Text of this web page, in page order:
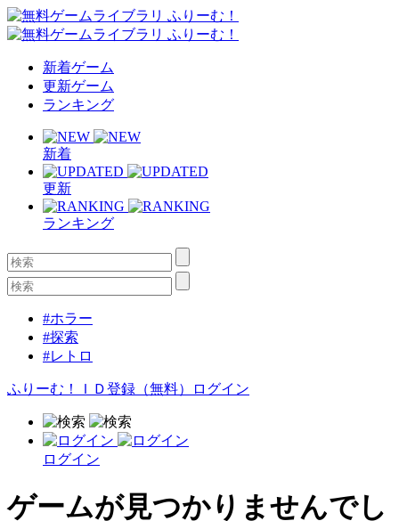
新着ゲーム
更新ゲーム
ランキング
新着
更新
ランキング
#ホラー
#探索
#レトロ
ふりーむ！ＩＤ登録（無料） ログイン
ログイン
ゲームが見つかりませんでし